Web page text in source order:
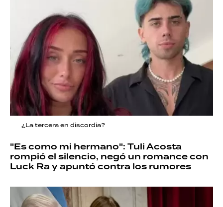
¿La tercera en discordia?
"Es como mi hermano": Tuli Acosta
rompió el silencio, negó un romance con
Luck Ra y apuntó contra los rumores